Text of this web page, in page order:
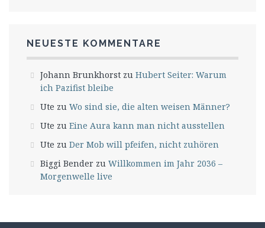
NEUESTE KOMMENTARE
Johann Brunkhorst zu Hubert Seiter: Warum
ich Pazifist bleibe
Ute zu Wo sind sie, die alten weisen Männer?
Ute zu Eine Aura kann man nicht ausstellen
Ute zu Der Mob will pfeifen, nicht zuhören
Biggi Bender zu Willkommen im Jahr 2036 –
Morgenwelle live